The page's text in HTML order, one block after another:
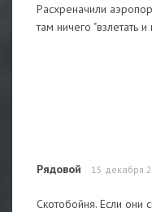
Расхреначили
там ничего "взлетать
Рядовой 15 декабря
Скотобойня. Если они